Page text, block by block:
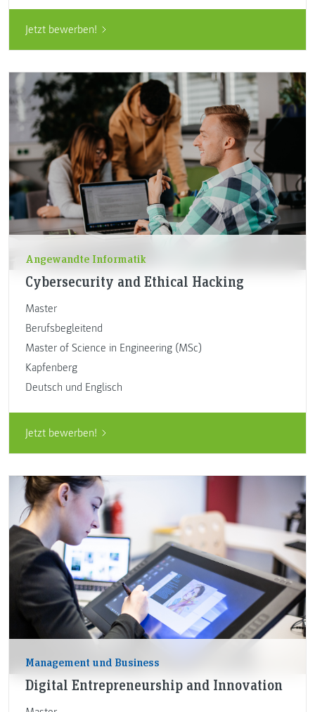
Jetzt bewerben!
Angewandte Informatik
Cybersecurity and Ethical Hacking
Master
Berufsbegleitend
Master of Science in Engineering (MSc)
Kapfenberg
Deutsch und Englisch
Jetzt bewerben!
Management und Business
Digital Entrepreneurship and Innovation